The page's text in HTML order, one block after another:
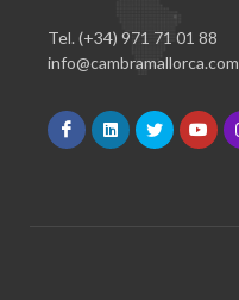
Tel. (+34) 971 71 01 88
info@cambramallorca.com